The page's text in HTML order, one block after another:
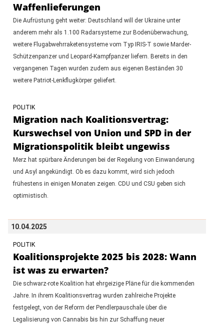
Waffenlieferungen
Die Aufrüstung geht weiter: Deutschland will der Ukraine unter
anderem mehr als 1.100 Radarsysteme zur Bodenüberwachung,
weitere Flugabwehrraketensysteme vom Typ IRIS-T sowie Marder-
Schützenpanzer und Leopard-Kampfpanzer liefern. Bereits in den
vergangenen Tagen wurden zudem aus eigenen Beständen 30
weitere Patriot-Lenkflugkörper geliefert.
POLITIK
Migration nach Koalitionsvertrag:
Kurswechsel von Union und SPD in der
Migrationspolitik bleibt ungewiss
Merz hat spürbare Änderungen bei der Regelung von Einwanderung
und Asyl angekündigt. Ob es dazu kommt, wird sich jedoch
frühestens in einigen Monaten zeigen. CDU und CSU geben sich
optimistisch.
10.04.2025
POLITIK
Koalitionsprojekte 2025 bis 2028: Wann
ist was zu erwarten?
Die schwarz-rote Koalition hat ehrgeizige Pläne für die kommenden
Jahre. In ihrem Koalitionsvertrag wurden zahlreiche Projekte
festgelegt, von der Reform der Pendlerpauschale über die
Legalisierung von Cannabis bis hin zur Schaffung neuer